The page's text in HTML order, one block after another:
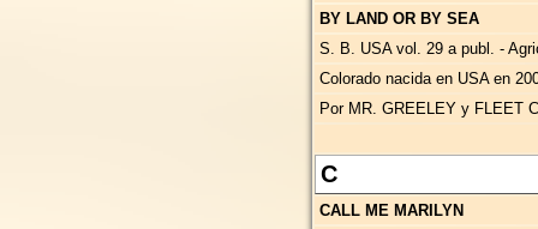
BY LAND OR BY SEA
S. B. USA vol. 29 a publ. -
Colorado nacida en USA en
Por MR. GREELEY y FLEET
C
CALL ME MARILYN